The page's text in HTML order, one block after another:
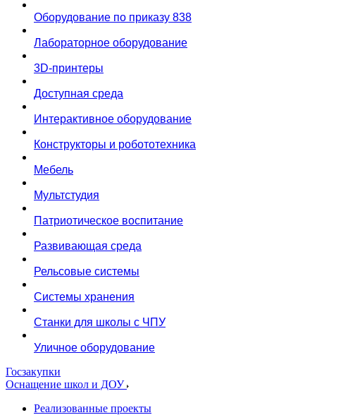
Оборудование по приказу 838
Лабораторное оборудование
3D-принтеры
Доступная среда
Интерактивное оборудование
Конструкторы и робототехника
Мебель
Мультстудия
Патриотическое воспитание
Развивающая среда
Рельсовые системы
Системы хранения
Станки для школы с ЧПУ
Уличное оборудование
Госзакупки
Оснащение школ и ДОУ
Реализованные проекты